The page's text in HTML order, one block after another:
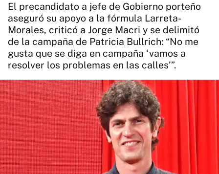
Diario del Juicio
El precandidato a jefe de Gobierno porteño
aseguró su apoyo a la fórmula Larreta-
Morales, criticó a Jorge Macri y se delimitó
de la campaña de Patricia Bullrich: “No me
gusta que se diga en campaña ‘vamos a
resolver los problemas en las calles’”.